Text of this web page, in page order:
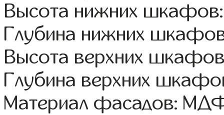
Высота нижних
Глубина нижних
Высота верхних
Глубина верхних
Материал фасадов: